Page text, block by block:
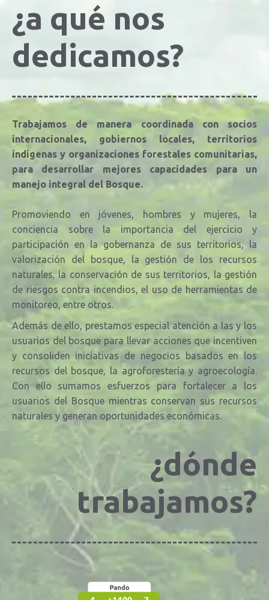
¿a qué nos
dedicamos?
Trabajamos de manera coordinada con socios
internacionales, gobiernos locales, territorios
indígenas y organizaciones forestales comunitarias,
para desarrollar mejores capacidades para un
manejo integral del Bosque.
Promoviendo en jóvenes, hombres y mujeres, la
conciencia sobre la importancia del ejercicio y
participación en la gobernanza de sus territorios, la
valorización del bosque, la gestión de los recursos
naturales, la conservación de sus territorios, la gestión
de riesgos contra incendios, el uso de herramientas de
monitoreo, entre otros.
Además de ello, prestamos especial atención a las y los
usuarios del bosque para llevar acciones que incentiven
y consoliden iniciativas de negocios basados en los
recursos del bosque, la agroforestería y agroecología.
Con ello sumamos esfuerzos para fortalecer a los
usuarios del Bosque mientras conservan sus recursos
naturales y generan oportunidades económicas.
¿dónde
trabajamos?